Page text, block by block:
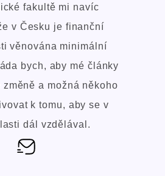
fakultě mi navíc
v Česku je finanční
věnována minimální
bych, aby mé články
a možná někoho
k tomu, aby se v
dál vzdělával.